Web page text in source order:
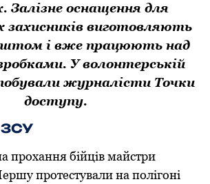
Залізне оснащення для
захисників виготовляють
і вже працюють над
У волонтерській
журналісти Точки
доступу.
ЗСУ
прохання бійців майстри
протестували на полігоні